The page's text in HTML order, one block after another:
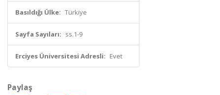
Basıldığı Ülke: Türkiye
Sayfa Sayıları: ss.1-9
Erciyes Üniversitesi Adresli: Evet
Paylaş